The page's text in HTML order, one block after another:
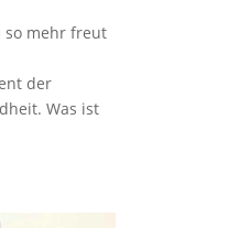
so mehr freut
der
Was ist